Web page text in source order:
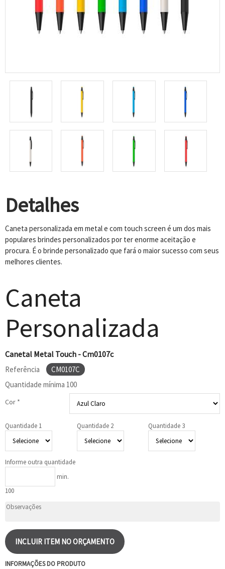
Detalhes
Caneta personalizada em metal e com touch screen é um dos mais
populares brindes personalizados por ter enorme aceitação e
procura. É o brinde personalizado que fará o maior sucesso com seus
melhores clientes.
Caneta
Personalizada
Canetal Metal Touch - Cm0107c
Referência
CM0107C
Quantidade mínima 100
Cor *
Quantidade 1 Quantidade 2 Quantidade 3
Informe outra quantidade
min.
100
INCLUIR ITEM NO ORÇAMENTO
INFORMAÇÕES DO PRODUTO